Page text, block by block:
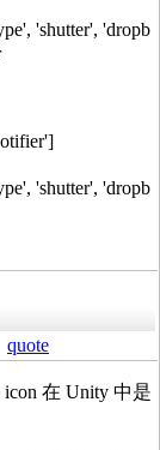
'shutter', 'dropb
'shutter', 'dropb
quote
在 Unity 中是